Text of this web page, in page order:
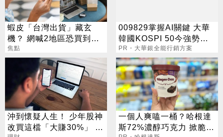
蝦皮「台灣出貨」藏玄
機？ 網喊2地區恐買到假
貨 專家揭真相
焦點
009829掌握AI關鍵 大華
韓國KOSPI 50今強勢開
募
PR・大華銀全能行銷方案
沖到懷疑人生！ 少年股神
改買這檔「大賺30%」 網
一個人爽嗑一桶？哈根達
斯72%濃醇巧克力 掀脆友